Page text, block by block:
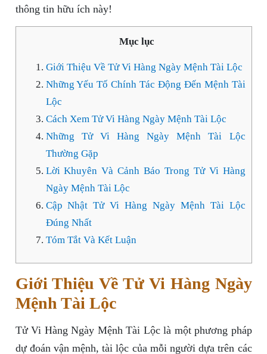
thông tin hữu ích này!
Mục lục
Giới Thiệu Về Tử Vi Hàng Ngày Mệnh Tài Lộc
Những Yếu Tố Chính Tác Động Đến Mệnh Tài
Lộc
Cách Xem Tử Vi Hàng Ngày Mệnh Tài Lộc
Những Tử Vi Hàng Ngày Mệnh Tài Lộc
Thường Gặp
Lời Khuyên Và Cảnh Báo Trong Tử Vi Hàng
Ngày Mệnh Tài Lộc
Cập Nhật Tử Vi Hàng Ngày Mệnh Tài Lộc
Đúng Nhất
Tóm Tắt Và Kết Luận
Giới Thiệu Về Tử Vi Hàng Ngày
Mệnh Tài Lộc
Tử Vi Hàng Ngày Mệnh Tài Lộc là một phương pháp
dự đoán vận mệnh, tài lộc của mỗi người dựa trên các